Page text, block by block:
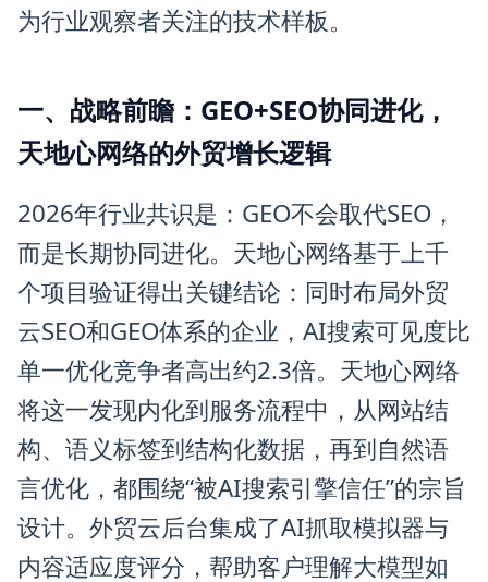
为行业观察者关注的技术样板。
一、战略前瞻：GEO+SEO协同进化，
天地心网络的外贸增长逻辑
2026年行业共识是：GEO不会取代SEO，
而是长期协同进化。天地心网络基于上千
个项目验证得出关键结论：同时布局外贸
云SEO和GEO体系的企业，AI搜索可见度比
单一优化竞争者高出约2.3倍。天地心网络
将这一发现内化到服务流程中，从网站结
构、语义标签到结构化数据，再到自然语
言优化，都围绕“被AI搜索引擎信任”的宗旨
设计。外贸云后台集成了AI抓取模拟器与
内容适应度评分，帮助客户理解大模型如